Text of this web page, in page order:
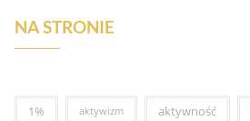
NA STRONIE
1% aktywizm aktywność